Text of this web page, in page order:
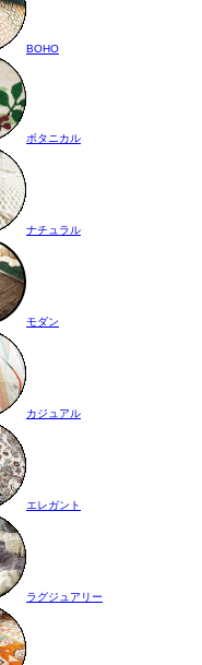
BOHO
ボタニカル
ナチュラル
モダン
カジュアル
エレガント
ラグジュアリー